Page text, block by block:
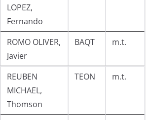
LOPEZ,
Fernando
ROMO OLIVER,
Javier
BAQT m.t.
REUBEN
MICHAEL,
Thomson
TEON m.t.